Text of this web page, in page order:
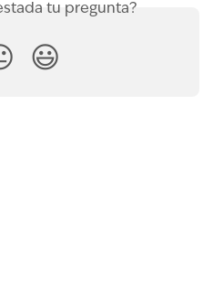
tu pregunta?
😃